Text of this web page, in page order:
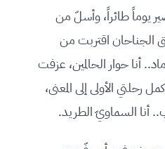
يوماً طائراً، وأسلّ من
الجناحان اقتربت من
أنا حوار الحالمين، عزفت
الأولى إلى المعنى،
أنا السماويّ الطريد.